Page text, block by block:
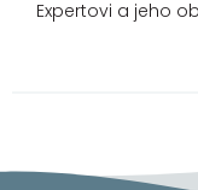
Expertovi a jeho